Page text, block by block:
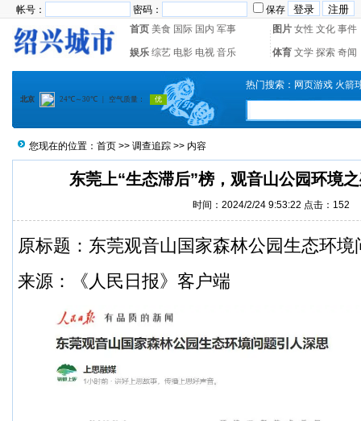
帐号： 密码：
保存
首页 美食 国际 国内 军事 图片 女性 文化 事件
娱乐 综艺 电影 电视 音乐 体育 文学 探索 奇闻
热门搜索： 网页游戏 火箭
您现在的位置： 首页 >> 调查追踪 >> 内容
东莞上“生态滞后”榜，观音山公园环境
时间：2024/2/24 9:53:22 点击： 152
原标题：东莞观音山国家森林公园生态环境
来源：《人民日报》客户端